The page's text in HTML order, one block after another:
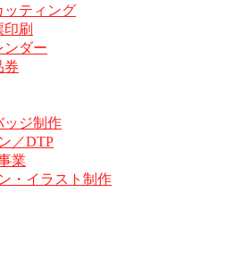
ッティング
刷
ンダー
券
ッジ制作
／DTP
業
・イラスト制作